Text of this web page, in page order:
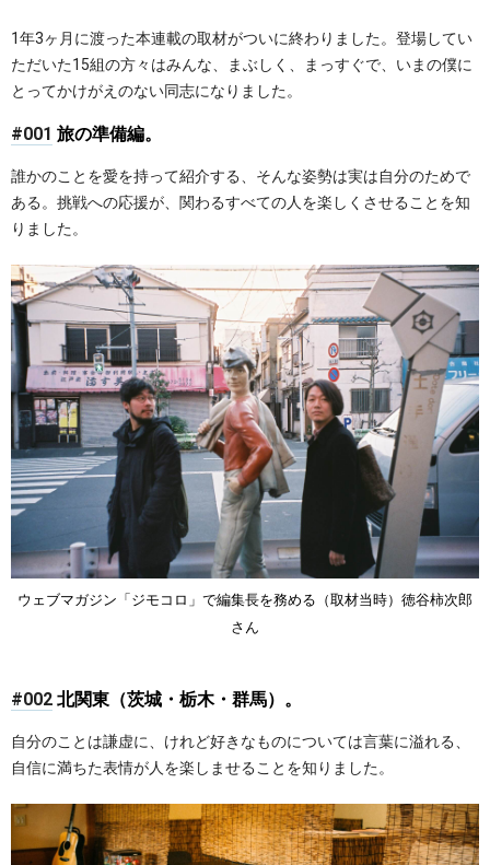
1年3ヶ月に渡った本連載の取材がついに終わりました。登場してい
ただいた15組の方々はみんな、まぶしく、まっすぐで、いまの僕に
とってかけがえのない同志になりました。
#001 旅の準備編。
誰かのことを愛を持って紹介する、そんな姿勢は実は自分のためで
ある。挑戦への応援が、関わるすべての人を楽しくさせることを知
りました。
ウェブマガジン「ジモコロ」で編集長を務める（取材当時）徳谷柿次郎
さん
#002 北関東（茨城・栃木・群馬）。
自分のことは謙虚に、けれど好きなものについては言葉に溢れる、
自信に満ちた表情が人を楽しませることを知りました。